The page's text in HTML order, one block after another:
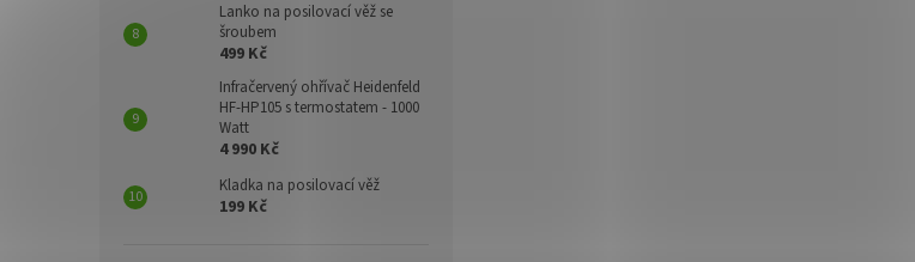
Lanko na posilovací věž se
šroubem
499 Kč
Infračervený ohřívač Heidenfeld
HF-HP105 s termostatem - 1000
Watt
4 990 Kč
Kladka na posilovací věž
199 Kč